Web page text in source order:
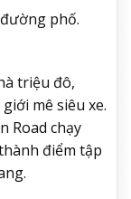
phố.
triệu đô,
mê siêu xe.
Road chạy
điểm tập